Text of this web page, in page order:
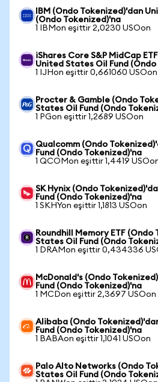
IBM (Ondo Tokenized)'dan
(Ondo Tokenized)'na
1 IBMon eşittir 2,0230 USOon
iShares Core S&P MidCap
United States Oil Fund
1 IJHon eşittir 0,661060 USOon
Procter & Gamble (Ondo
States Oil Fund (Ondo
1 PGon eşittir 1,2689 USOon
Qualcomm (Ondo
Fund (Ondo Tokenized)'na
1 QCOMon eşittir 1,4419
SK Hynix (Ondo
Fund (Ondo Tokenized)'na
1 SKHYon eşittir 1,1813 USOon
Roundhill Memory ETF
States Oil Fund (Ondo
1 DRAMon eşittir 0,434336
McDonald's (Ondo
Fund (Ondo Tokenized)'na
1 MCDon eşittir 2,3697 USOon
Alibaba (Ondo
Fund (Ondo Tokenized)'na
1 BABAon eşittir 1,1041 USOon
Palo Alto Networks (Ondo
States Oil Fund (Ondo